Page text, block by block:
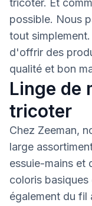
tricoter. Et
possible. Nous
tout simplement.
d'offrir des
qualité et bon
Linge de
tricoter
Chez Zeeman,
large
essuie-mains et
coloris
également du fil